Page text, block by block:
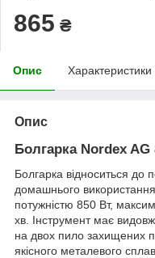
865 ₴
Опис Характеристики
Опис
Болгарка Nordex AG
Болгарка відноситься до
домашнього
потужністю 850 Вт,
хв. Інструмент має
на двох пило захищених
якісного металевого